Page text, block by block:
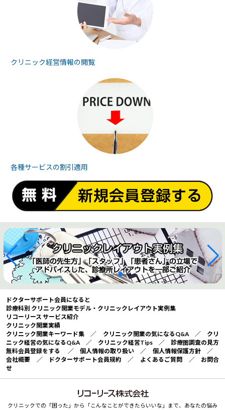
クリニック経営情報の閲覧
各種サービスの割引適用
ドクターサポート会員になると
診療科別 クリニック開業モデル・クリニックレイアウト実例集
リコーリース サービス紹介
クリニック開業実績
クリニック開業キーワード集 ／ クリニック開業の気になるQ&A／ クリ
ニック経営の気になるQ&A／ クリニック経営Tips／ 診療圏調査の見方
無料会員登録をする
／ 個人情報の取り扱い ／ 個人情報保護方針 ／
会社概要 ／ ドクターサポート会員規約 ／ よくあるご質問 ／ お問合
せ
クリニックでの「困った」から「こんなことができたらいいな」まで、あなたの悩み